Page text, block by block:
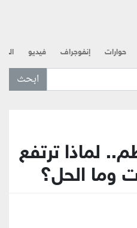
حوارات إنفوجراف فيديو
لماذا ترتفع
وما الحل؟